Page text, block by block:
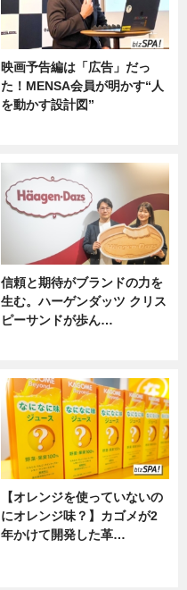
映画予告編は「広告」だっ
た！MENSA会員が明かす“人
を動かす設計図”
信頼と期待がブランドの力を
生む。ハーゲンダッツ クリス
ピーサンドが歩ん…
【オレンジを使っていないの
にオレンジ味？】カゴメが2
年かけて開発した革…